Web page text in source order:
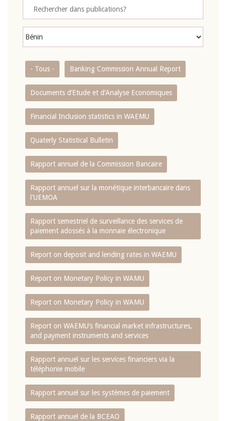
- Tous - Banking Commission Annual Report
Documents d’Etude et d’Analyse Economiques
Financial Inclusion statistics in WAEMU
Quaterly Statistical Bulletin
Rapport annuel de la Commission Bancaire
Rapport annuel sur la monétique interbancaire dans
l'UEMOA
Rapport semestriel de surveillance des services de
paiement adossés à la monnaie électronique
Report on deposit and lending rates in WAEMU
Report on Monetary Policy in WAMU
Report on Monetary Policy in WAMU
Report on WAEMU’s financial market infrastructures,
and payment instruments and services
Rapport annuel sur les services financiers via la
téléphonie mobile
Rapport annuel sur les systèmes de paiement
Rapport annuel de la BCEAO